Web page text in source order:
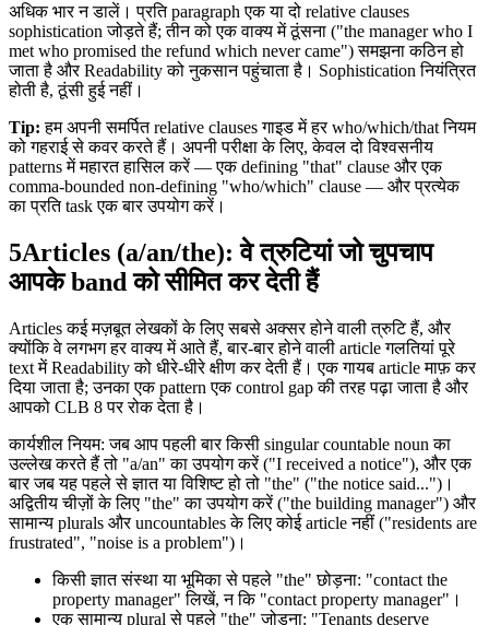
अधिक भार न डालें। प्रति paragraph एक या दो relative clauses
sophistication जोड़ते हैं; तीन को एक वाक्य में ठूंसना ("the manager who I
met who promised the refund which never came") समझना कठिन हो
जाता है और Readability को नुकसान पहुंचाता है। Sophistication नियंत्रित
होती है, ठूंसी हुई नहीं।
Tip: हम अपनी समर्पित relative clauses गाइड में हर who/which/that नियम
को गहराई से कवर करते हैं। अपनी परीक्षा के लिए, केवल दो विश्वसनीय
patterns में महारत हासिल करें — एक defining "that" clause और एक
comma-bounded non-defining "who/which" clause — और प्रत्येक
का प्रति task एक बार उपयोग करें।
5Articles (a/an/the): वे त्रुटियां जो चुपचाप
आपके band को सीमित कर देती हैं
Articles कई मज़बूत लेखकों के लिए सबसे अक्सर होने वाली त्रुटि हैं, और
क्योंकि वे लगभग हर वाक्य में आते हैं, बार-बार होने वाली article गलतियां पूरे
text में Readability को धीरे-धीरे क्षीण कर देती हैं। एक गायब article माफ़ कर
दिया जाता है; उनका एक pattern एक control gap की तरह पढ़ा जाता है और
आपको CLB 8 पर रोक देता है।
कार्यशील नियम: जब आप पहली बार किसी singular countable noun का
उल्लेख करते हैं तो "a/an" का उपयोग करें ("I received a notice"), और एक
बार जब यह पहले से ज्ञात या विशिष्ट हो तो "the" ("the notice said...")।
अद्वितीय चीज़ों के लिए "the" का उपयोग करें ("the building manager") और
सामान्य plurals और uncountables के लिए कोई article नहीं ("residents are
frustrated", "noise is a problem")।
किसी ज्ञात संस्था या भूमिका से पहले "the" छोड़ना: "contact the
property manager" लिखें, न कि "contact property manager"।
एक सामान्य plural से पहले "the" जोड़ना: "Tenants deserve